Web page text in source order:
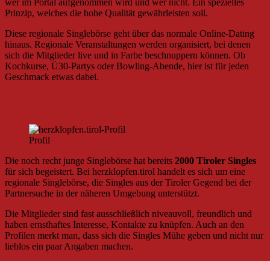
wer im Portal aufgenommen wird und wer nicht. Ein spezielles
Prinzip, welches die hohe Qualität gewährleisten soll.
Diese regionale Singlebörse geht über das normale Online-Dating
hinaus. Regionale Veranstaltungen werden organisiert, bei denen
sich die Mitglieder live und in Farbe beschnuppern können. Ob
Kochkurse, Ü30-Partys oder Bowling-Abende, hier ist für jeden
Geschmack etwas dabei.
Profil
Die noch recht junge Singlebörse hat bereits 2000 Tiroler Singles
für sich begeistert. Bei herzklopfen.tirol handelt es sich um eine
regionale Singlebörse, die Singles aus der Tiroler Gegend bei der
Partnersuche in der näheren Umgebung unterstützt.
Die Mitglieder sind fast ausschließlich niveauvoll, freundlich und
haben ernsthaftes Interesse, Kontakte zu knüpfen. Auch an den
Profilen merkt man, dass sich die Singles Mühe geben und nicht nur
lieblos ein paar Angaben machen.